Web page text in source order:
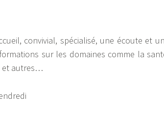
convivial, spécialisé, une écoute et
sur les domaines comme la
et autres…